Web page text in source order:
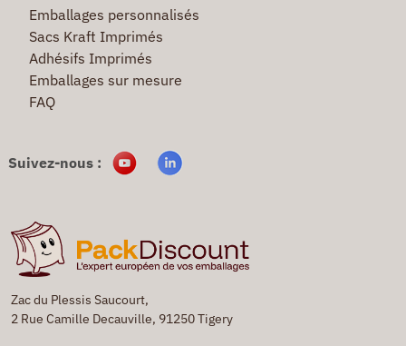
Zac du Plessis Saucourt,
2 Rue Camille Decauville, 91250 Tigery
Emballages personnalisés
Sacs Kraft Imprimés
Adhésifs Imprimés
Emballages sur mesure
FAQ
Suivez-nous :